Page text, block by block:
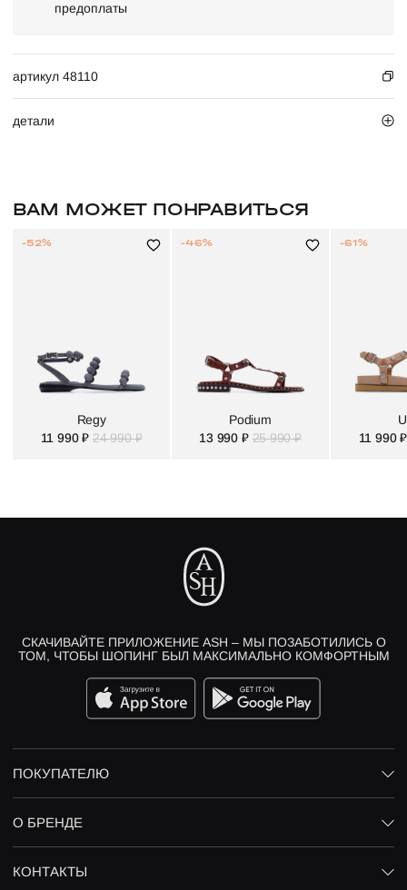
предоплаты
артикул 48110
детали
ВАМ МОЖЕТ ПОНРАВИТЬСЯ
Regy
11 990 ₽ 24 990 ₽
-52%
Podium
13 990 ₽ 25 990 ₽
-46%
11 990 ₽
-61%
СКАЧИВАЙТЕ ПРИЛОЖЕНИЕ ASH – МЫ ПОЗАБОТИЛИСЬ О
ТОМ, ЧТОБЫ ШОПИНГ БЫЛ МАКСИМАЛЬНО КОМФОРТНЫМ
ПОКУПАТЕЛЮ
О БРЕНДЕ
КОНТАКТЫ